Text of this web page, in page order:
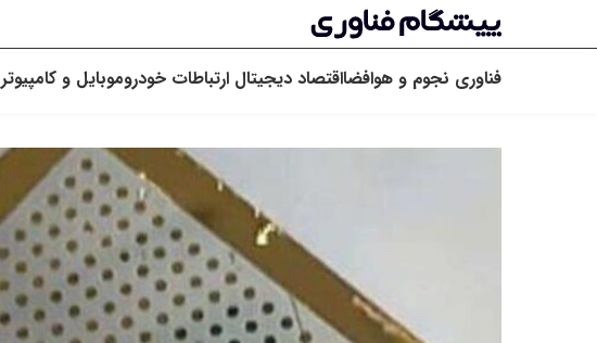
فناوری نجوم و هوافضااقتصاد دیجیتال ارتباطات خودروموبایل و کامپیوتر